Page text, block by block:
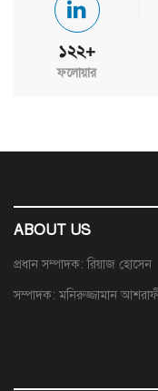
১২২+
ফলোয়ার
ABOUT US
প্রধান সম্পাদক: রিয়াজ হোসেন
সম্পাদক: মনিরুজ্জামান